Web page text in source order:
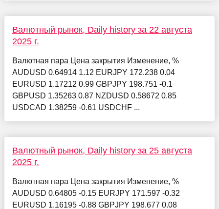
Валютный рынок, Daily history за 22 августа
2025 г.
Валютная пара Цена закрытия Изменение, %
AUDUSD 0.64914 1.12 EURJPY 172.238 0.04
EURUSD 1.17212 0.99 GBPJPY 198.751 -0.1
GBPUSD 1.35263 0.87 NZDUSD 0.58672 0.85
USDCAD 1.38259 -0.61 USDCHF ...
Валютный рынок, Daily history за 25 августа
2025 г.
Валютная пара Цена закрытия Изменение, %
AUDUSD 0.64805 -0.15 EURJPY 171.597 -0.32
EURUSD 1.16195 -0.88 GBPJPY 198.677 0.08